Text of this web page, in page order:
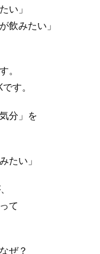
い」
飲みたい」
。
す。
分」を
たい」
て
ぜ？